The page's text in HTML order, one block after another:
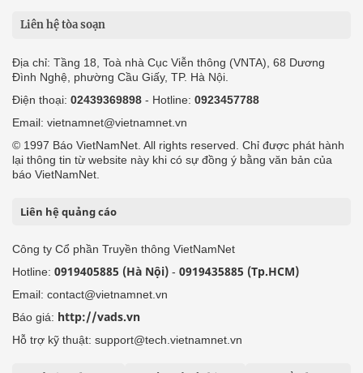
Liên hệ tòa soạn
Địa chỉ: Tầng 18, Toà nhà Cục Viễn thông (VNTA), 68 Dương
Đình Nghệ, phường Cầu Giấy, TP. Hà Nội.
Điện thoại: 02439369898 - Hotline: 0923457788
Email: vietnamnet@vietnamnet.vn
© 1997 Báo VietNamNet. All rights reserved. Chỉ được phát hành
lại thông tin từ website này khi có sự đồng ý bằng văn bản của
báo VietNamNet.
Liên hệ quảng cáo
Công ty Cổ phần Truyền thông VietNamNet
Hotline: 0919405885 (Hà Nội) - 0919435885 (Tp.HCM)
Email: contact@vietnamnet.vn
Báo giá: http://vads.vn
Hỗ trợ kỹ thuật: support@tech.vietnamnet.vn